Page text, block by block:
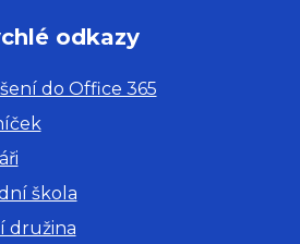
odkazy
do Office 365
škola
družina